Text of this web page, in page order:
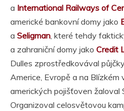
a International Railways of
americké bankovní domy jako
a Seligman, které tehdy
a zahraniční domy jako Credit
Dulles zprostředkovával
Americe, Evropě a na Blízkém
amerických pojišťoven žaloval
Organizoval celosvětovou